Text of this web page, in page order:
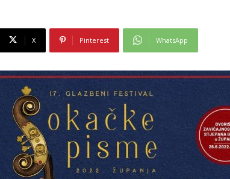
X Pinterest WhatsApp